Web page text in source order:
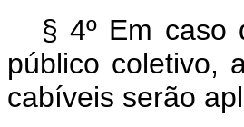
§ 4º Em caso
público coletivo,
cabíveis serão